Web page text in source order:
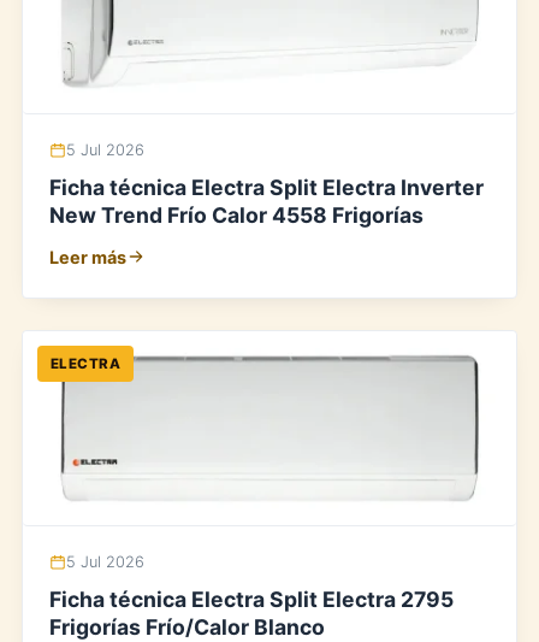
5 Jul 2026
Ficha técnica Electra Split Electra Inverter
New Trend Frío Calor 4558 Frigorías
Leer más
ELECTRA
5 Jul 2026
Ficha técnica Electra Split Electra 2795
Frigorías Frío/Calor Blanco